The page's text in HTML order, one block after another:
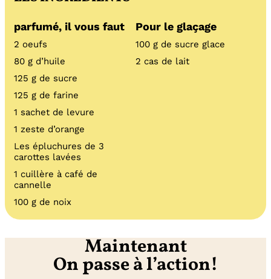
parfumé, il vous faut
2 oeufs
80 g d’huile
125 g de sucre
125 g de farine
1 sachet de levure
1 zeste d’orange
Les épluchures de 3
carottes lavées
1 cuillère à café de
cannelle
100 g de noix
Pour le glaçage
100 g de sucre glace
2 cas de lait
Maintenant
On passe à l’action!